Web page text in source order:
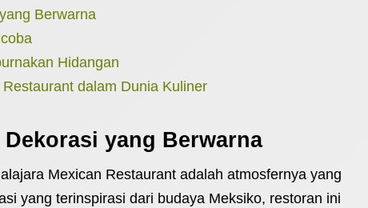
Berwarna
Hidangan
dalam Dunia Kuliner
yang Berwarna
Mexican Restaurant adalah atmosfernya yang
yang terinspirasi dari budaya Meksiko, restoran ini